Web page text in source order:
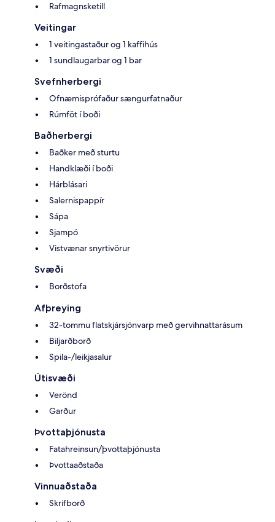
Rafmagnsketill
Veitingar
1 veitingastaður og 1 kaffihús
1 sundlaugarbar og 1 bar
Svefnherbergi
Ofnæmisprófaður sængurfatnaður
Rúmföt í boði
Baðherbergi
Baðker með sturtu
Handklæði í boði
Hárblásari
Salernispappír
Sápa
Sjampó
Vistvænar snyrtivörur
Svæði
Borðstofa
Afþreying
32-tommu flatskjársjónvarp með gervihnattarásum
Biljarðborð
Spila-/leikjasalur
Útisvæði
Verönd
Garður
Þvottaþjónusta
Fatahreinsun/þvottaþjónusta
Þvottaaðstaða
Vinnuaðstaða
Skrifborð